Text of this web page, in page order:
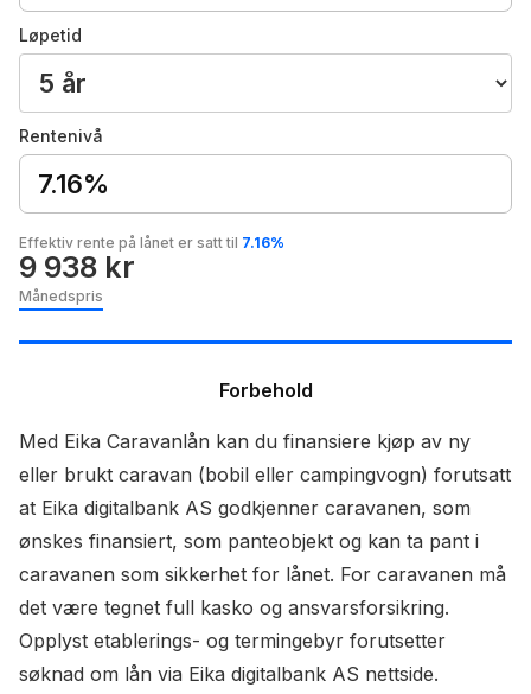
Løpetid
Rentenivå
7.16%
Effektiv rente på lånet er satt til 7.16%
9 938 kr
Månedspris
Forbehold
Med Eika Caravanlån kan du finansiere kjøp av ny
eller brukt caravan (bobil eller campingvogn) forutsatt
at Eika digitalbank AS godkjenner caravanen, som
ønskes finansiert, som panteobjekt og kan ta pant i
caravanen som sikkerhet for lånet. For caravanen må
det være tegnet full kasko og ansvarsforsikring.
Opplyst etablerings- og termingebyr forutsetter
søknad om lån via Eika digitalbank AS nettside.